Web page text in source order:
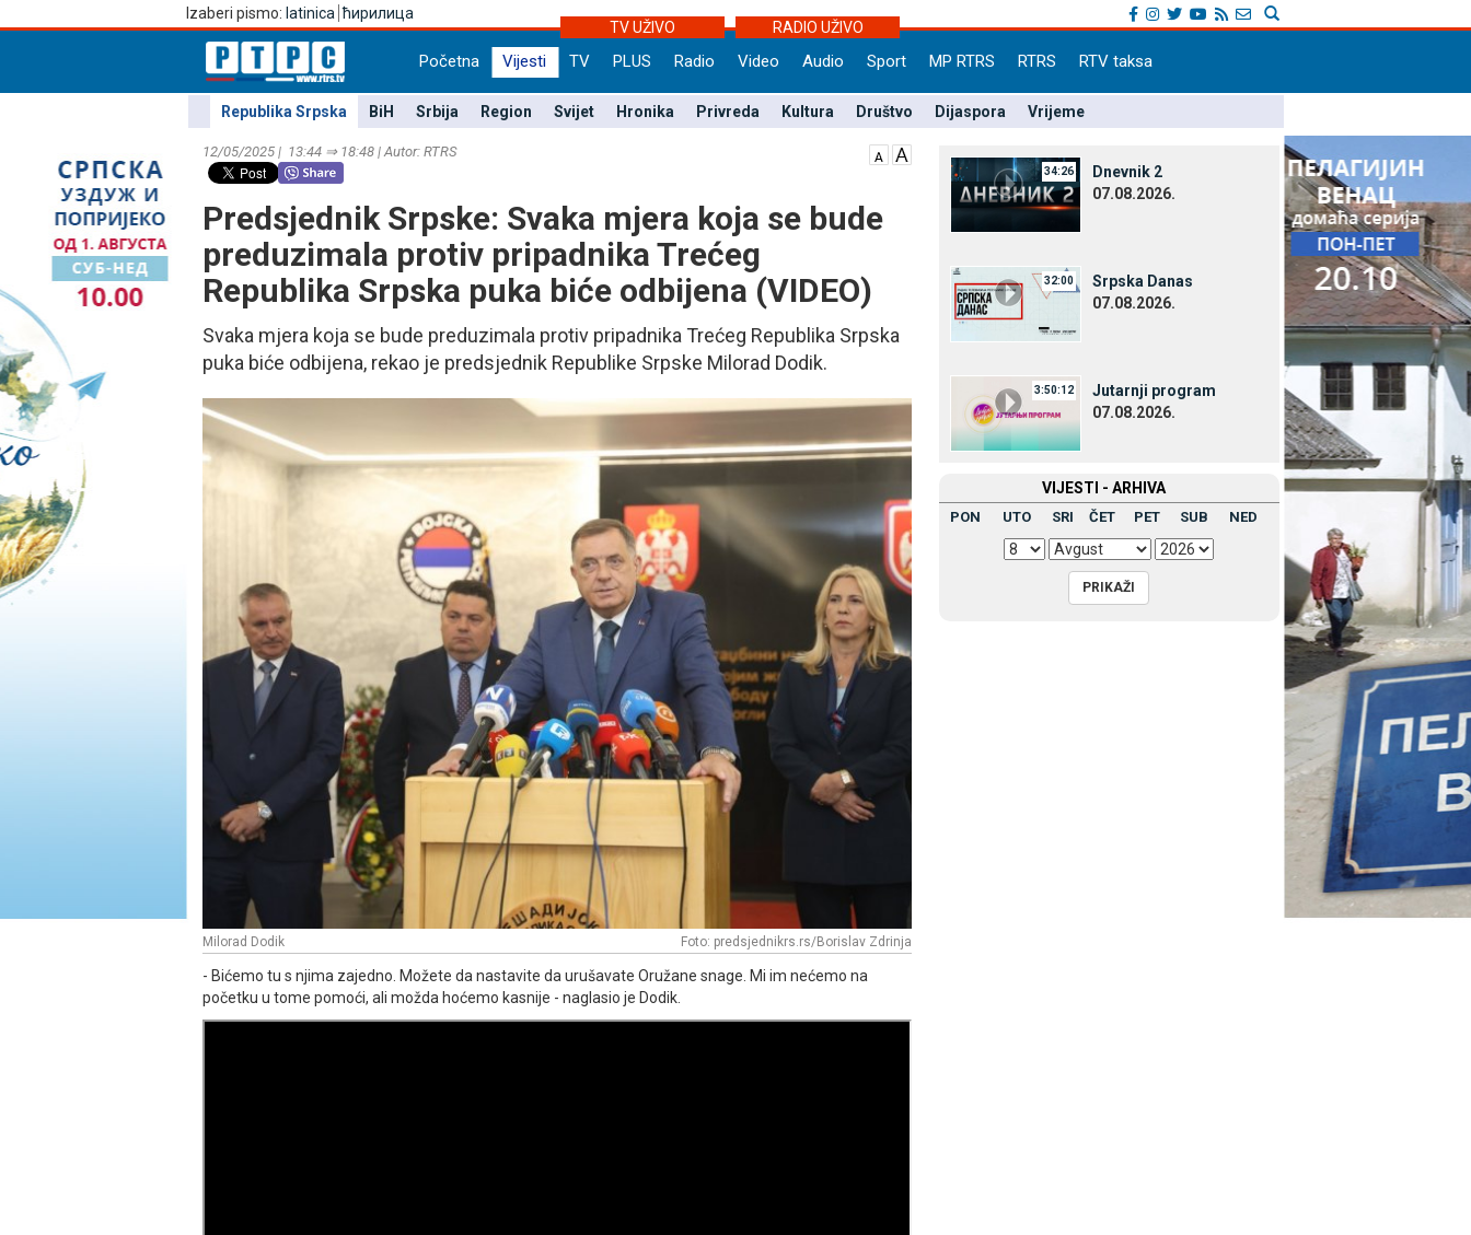
Izaberi pismo: latinica ћирилица
TV UŽIVO
RADIO UŽIVO
Početna Vijesti TV PLUS Radio Video Audio Sport MP RTRS RTRS RTV taksa
Republika Srpska BiH Srbija Region Svijet Hronika Privreda Kultura Društvo Dijaspora Vrijeme
12/05/2025 | 13:44 ⇒ 18:48 | Autor: RTRS
Predsjednik Srpske: Svaka mjera koja se bude
preduzimala protiv pripadnika Trećeg
Republika Srpska puka biće odbijena (VIDEO)
Svaka mjera koja se bude preduzimala protiv pripadnika Trećeg Republika Srpska
puka biće odbijena, rekao je predsjednik Republike Srpske Milorad Dodik.
Milorad Dodik Foto: predsjednikrs.rs/Borislav Zdrinja
- Bićemo tu s njima zajedno. Možete da nastavite da urušavate Oružane snage. Mi im nećemo na
početku u tome pomoći, ali možda hoćemo kasnije - naglasio je Dodik.
34:26
Dnevnik 2
07.08.2026.
32:00
Srpska Danas
07.08.2026.
3:50:12
Јutarnji program
07.08.2026.
VIЈESTI - ARHIVA
PON UTO SRI ČET PET SUB NED